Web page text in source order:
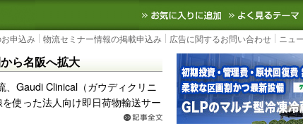
流ニュースサイト
3PL, SCMなど国内外の最新の物流ニュースをお
お気に入りに追
申込み 物流セミナー情報の掲載申込み 広告に関するお問い合わせ ニュ
ら名阪へ拡大
、Gaudi Clinical（ガウディクリニ
使った法人向け即日荷物輸送サー